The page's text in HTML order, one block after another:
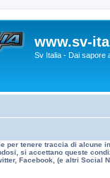
www.sv-
Sv Italia - Dai sapore
per tenere traccia di alcune
si accettano queste
Facebook, (e altri